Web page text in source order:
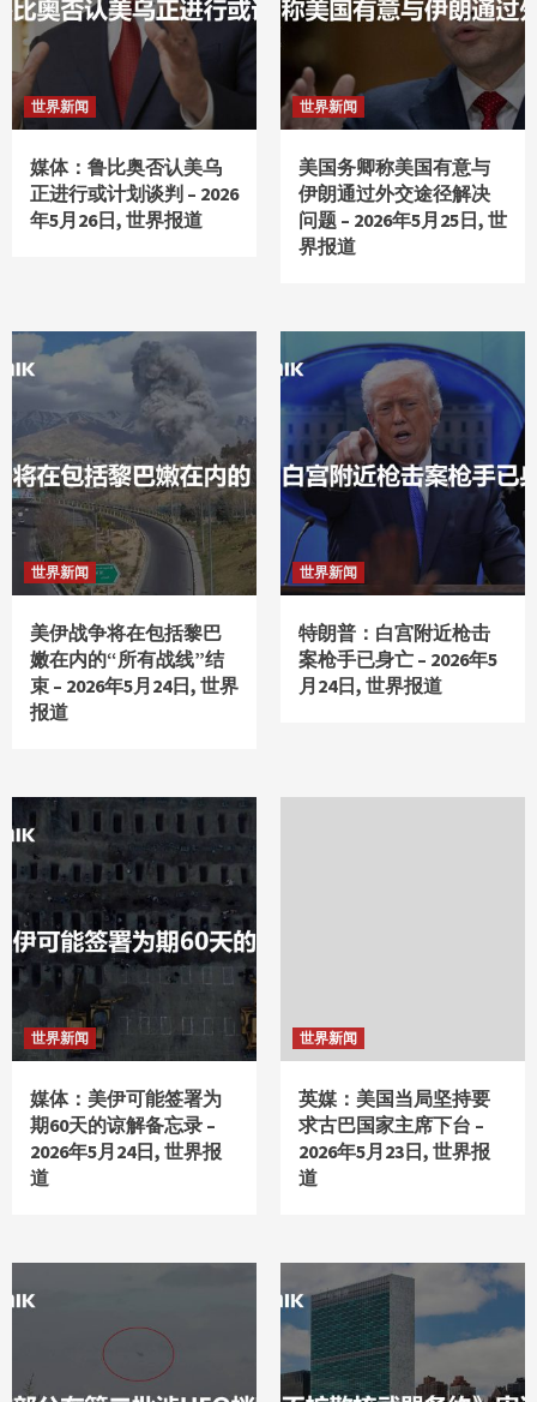
世界新闻
媒体：鲁比奥否认美乌
正进行或计划谈判 – 2026
年5月26日, 世界报道
世界新闻
美国务卿称美国有意与
伊朗通过外交途径解决
问题 – 2026年5月25日, 世
界报道
世界新闻
美伊战争将在包括黎巴
嫩在内的“所有战线”结
束 – 2026年5月24日, 世界
报道
世界新闻
特朗普：白宫附近枪击
案枪手已身亡 – 2026年5
月24日, 世界报道
世界新闻
媒体：美伊可能签署为
期60天的谅解备忘录 –
2026年5月24日, 世界报
道
世界新闻
英媒：美国当局坚持要
求古巴国家主席下台 –
2026年5月23日, 世界报
道